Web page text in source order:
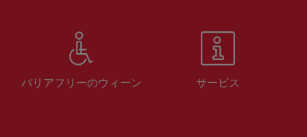
バリアフリーのウィーン サービス